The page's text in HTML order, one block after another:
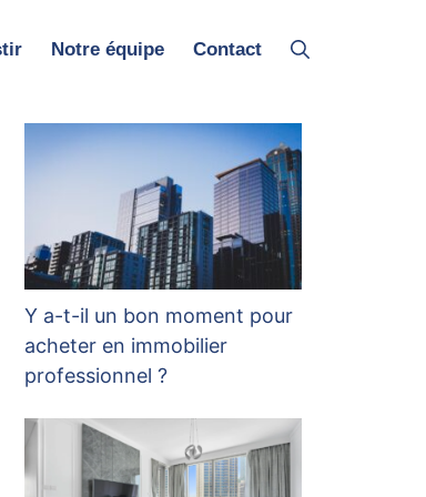
Notre équipe Contact
Y a-t-il un bon moment pour
acheter en immobilier
professionnel ?